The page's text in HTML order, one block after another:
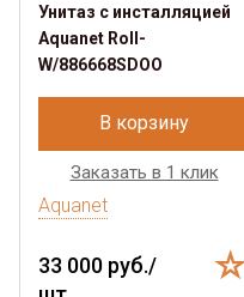
Унитаз с инсталляцией
Aquanet Roll-
W/886668SDOO
В корзину
Заказать в 1 клик
Aquanet
33 000 руб./